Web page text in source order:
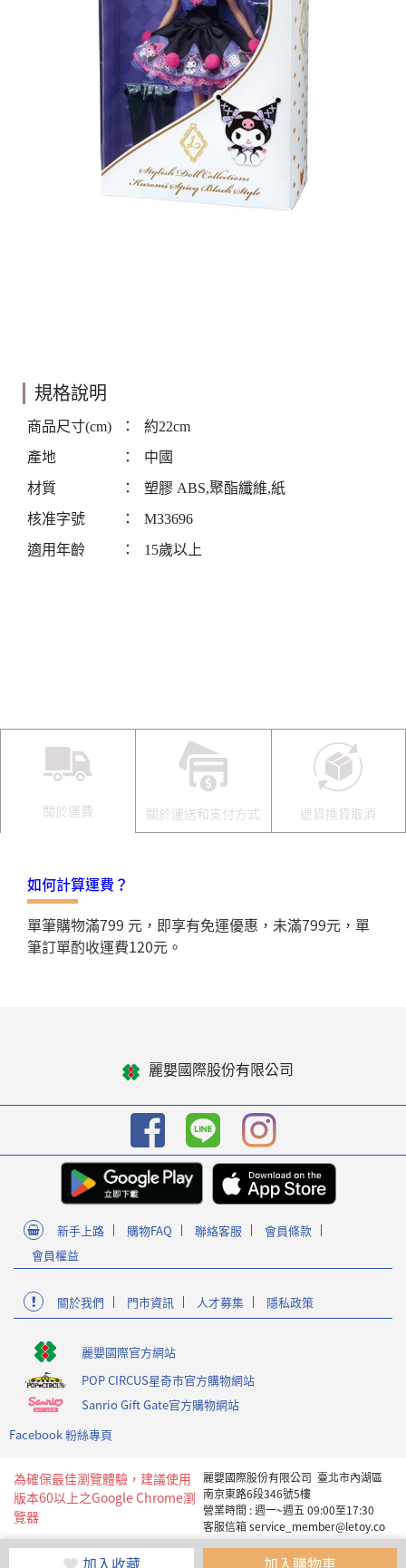
加入收藏 加入購物車
規格說明
商品尺寸(cm) ：
約22cm
產地
：
中國
材質
：
塑膠 ABS,聚酯纖維,紙
核准字號
：
M33696
適用年齡
： 15歲以上
關於運費 關於運送和支付方式 退貨換貨取消
如何計算運費？
單筆購物滿799 元，即享有免運優惠，未滿799元，單
筆訂單酌收運費120元。
麗嬰國際股份有限公司
新手上路 購物FAQ 聯絡客服
會員條款
會員權益
關於我們 門市資訊 人才募集 隱私政策
麗嬰國際官方網站
POP CIRCUS星奇市官方購物網站
Sanrio Gift Gate官方購物網站
Facebook 粉絲專頁
為確保最佳瀏覽體驗，建議使用
版本60以上之Google Chrome瀏
覽器
麗嬰國際股份有限公司 臺北市內湖區
南京東路6段346號5樓
營業時間 : 週一~週五 09:00至17:30
客服信箱 service_member@letoy.co
Copyright 2019 麗嬰國際版權所有